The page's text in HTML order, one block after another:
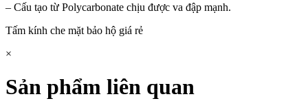
– Cấu tạo từ Polycarbonate chịu được va đập mạnh.
Tấm kính che mặt bảo hộ giá rẻ
×
Sản phẩm liên quan